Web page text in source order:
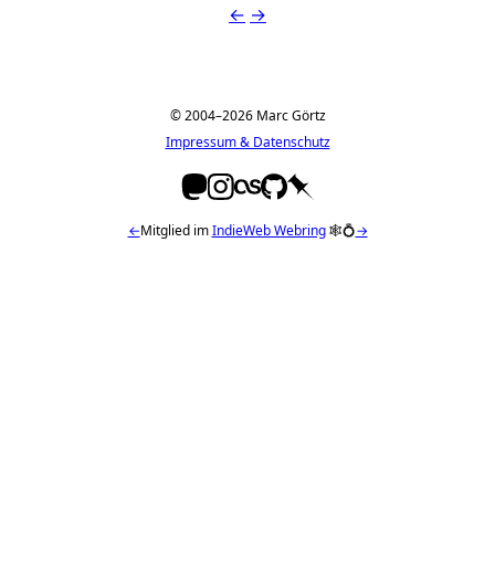
← →
© 2004–2026 Marc Görtz
Impressum & Datenschutz
←Mitglied imIndieWeb Webring🕸💍→